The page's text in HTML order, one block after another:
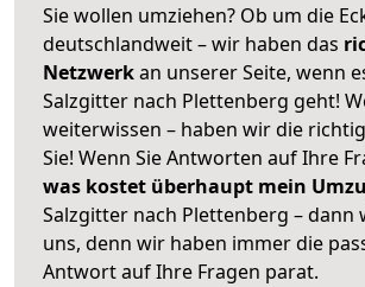
Sie wollen umziehen? Ob um die
deutschlandweit – wir haben das
Netzwerkan unserer Seite, wenn
Salzgitter nach Plettenberg geht!
weiterwissen – haben wir die
Sie! Wenn Sie Antworten auf Ihre
was kostet überhaupt mein
Salzgitter nach Plettenberg – dann
uns, denn wir haben immer die
Antwort auf Ihre Fragen parat.